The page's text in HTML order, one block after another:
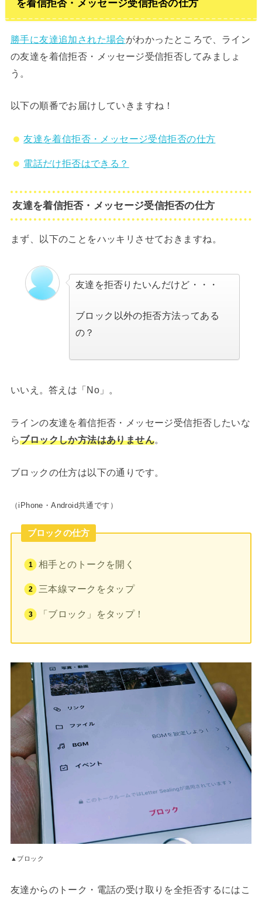
を着信拒否・メッセージ受信拒否の仕方
勝手に友達追加された場合がわかったところで、ライン
の友達を着信拒否・メッセージ受信拒否してみましょ
う。
以下の順番でお届けしていきますね！
友達を着信拒否・メッセージ受信拒否の仕方
電話だけ拒否はできる？
友達を着信拒否・メッセージ受信拒否の仕方
まず、以下のことをハッキリさせておきますね。
友達を拒否りたいんだけど・・・
ブロック以外の拒否方法ってある
の？
いいえ。答えは「No」。
ラインの友達を着信拒否・メッセージ受信拒否したいな
らブロックしか方法はありません。
ブロックの仕方は以下の通りです。
（iPhone・Android共通です）
ブロックの仕方
相手とのトークを開く
三本線マークをタップ
「ブロック」をタップ！
▲ブロック
友達からのトーク・電話の受け取りを全拒否するにはこ